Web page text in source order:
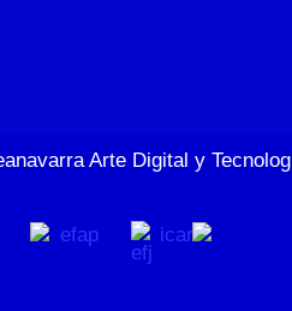
Arte Digital y